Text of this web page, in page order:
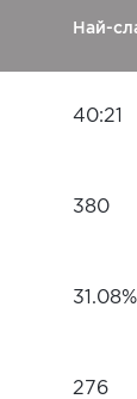
Най-
40:21
380
31.08%
276